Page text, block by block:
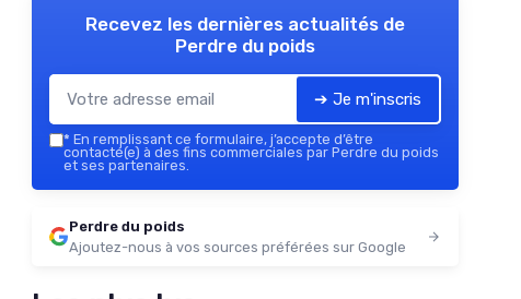
Recevez les dernières actualités de
Perdre du poids
➔ Je m'inscris
* En remplissant ce formulaire, j’accepte d’être
contacté(e) à des fins commerciales par Perdre du poids
et ses partenaires.
Perdre du poids
Ajoutez-nous à vos sources préférées sur Google